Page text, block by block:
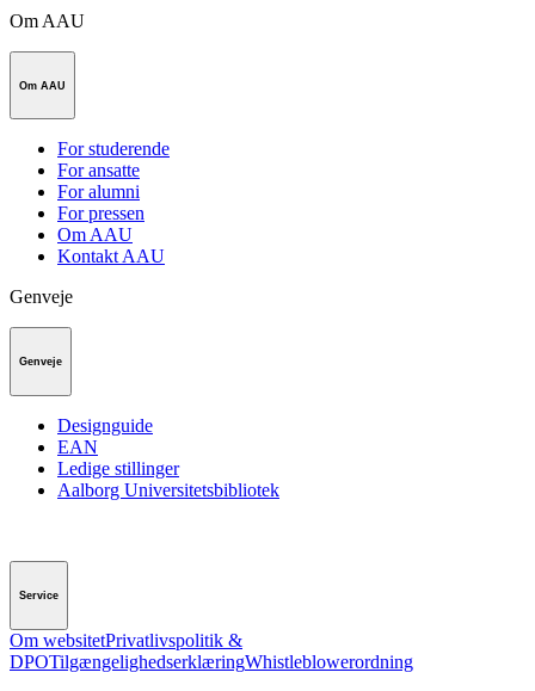
Om AAU
Om AAU
For studerende
For ansatte
For alumni
For pressen
Om AAU
Kontakt AAU
Genveje
Genveje
Designguide
EAN
Ledige stillinger
Aalborg Universitetsbibliotek
Service
Om websitetPrivatlivspolitik &
DPOTilgængelighedserklæringWhistleblowerordning